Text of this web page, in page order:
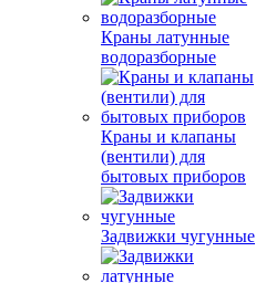
Краны латунные
водоразборные
Краны и клапаны
(вентили) для
бытовых приборов
Задвижки чугунные